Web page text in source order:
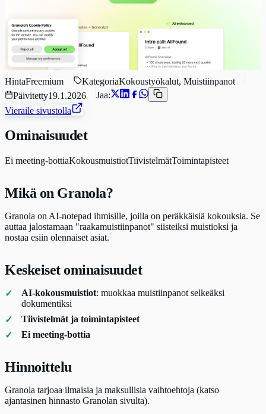
HintaFreemium KategoriaKokoustyökalut, Muistiinpanot
Päivitetty19.1.2026
Jaa:
Vieraile sivustolla
Ominaisuudet
Ei meeting-bottiaKokousmuistiotTiivistelmätToimintapisteet
Mikä on Granola?
Granola on AI-notepad ihmisille, joilla on peräkkäisiä kokouksia. Se
auttaa jalostamaan "raakamuistiinpanot" siisteiksi muistioksi ja
nostaa esiin olennaiset asiat.
Keskeiset ominaisuudet
AI-kokousmuistiot: muokkaa muistiinpanot selkeäksi
dokumentiksi
Tiivistelmät ja toimintapisteet
Ei meeting-bottia
Hinnoittelu
Granola tarjoaa ilmaisia ja maksullisia vaihtoehtoja (katso
ajantasinen hinnasto Granolan sivulta).